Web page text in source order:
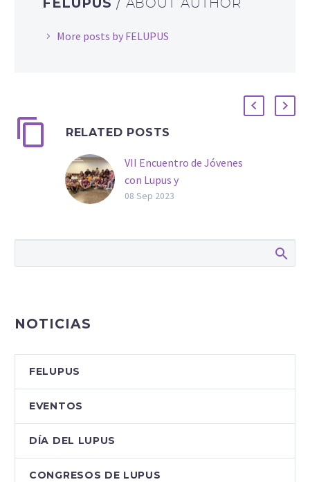
FELUPUS
More posts by FELUPUS
RELATED POSTS
VII Encuentro de Jóvenes
con Lupus y
Enfermedades
El séptimo encuentro de
Diocesana) entre los días
2023. La presidenta de la
Autoinmunes, Pepi
“los…
08 Sep 2023
NOTICIAS
FELUPUS
EVENTOS
DÍA DEL LUPUS
CONGRESOS DE LUPUS